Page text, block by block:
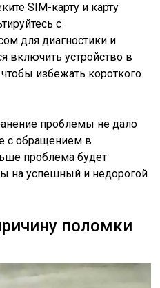
SIM-карту и карту
с
для диагностики и
включить устройство в
избежать короткого
проблемы не дало
с обращением в
проблема будет
на успешный и недорогой
поломки